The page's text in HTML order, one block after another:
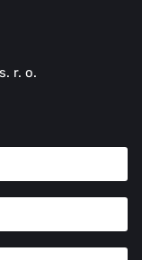
r. o.